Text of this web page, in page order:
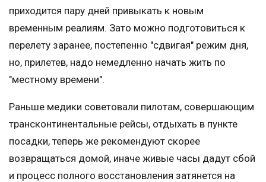
приходится пару дней привыкать к новым
временным реалиям. Зато можно подготовиться к
перелету заранее, постепенно "сдвигая" режим дня,
но, прилетев, надо немедленно начать жить по
"местному времени".
Раньше медики советовали пилотам, совершающим
трансконтинентальные рейсы, отдыхать в пункте
посадки, теперь же рекомендуют скорее
возвращаться домой, иначе живые часы дадут сбой
и процесс полного восстановления затянется на